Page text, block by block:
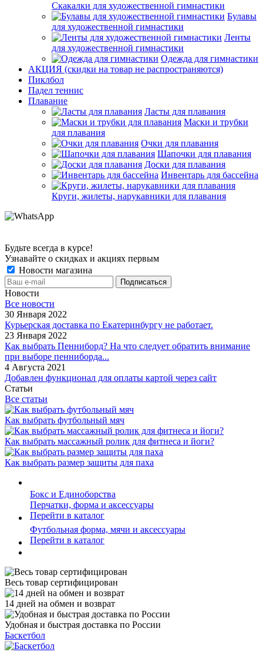
Скакалки для художественной гимнастики
Булавы
для художественной гимнастики
Ленты
для художественной гимнастики
Одежда для гимнастики
АКЦИЯ (скидки на товар не распространяются)
Пиклбол
Падел теннис
Плавание
Ласты для плавания
Маски и трубки
для плавания
Очки для плавания
Шапочки для плавания
Доски для плавания
Инвентарь для бассейна
Круги, жилеты, нарукавники для плавания
Будьте всегда в курсе!
Узнавайте о скидках и акциях первым
Новости магазина
Новости
Все новости
30 Января 2022
Курьерская доставка по Екатеринбургу не работает.
23 Января 2022
Как выбрать Пенниборд? На что следует обратить внимание
при выборе пенниборда...
4 Августа 2021
Добавлен функционал для оплаты картой через сайт
Статьи
Все статьи
Как выбрать футбольный мяч
Как выбрать массажный ролик для фитнеса и йоги?
Как выбрать размер защиты для паха
Бокс и Единоборства
Перчатки, форма и аксессуары
Перейти в каталог
Футбольная форма, мячи и аксессуары
Перейти в каталог
Весь товар сертифицирован
14 дней на обмен и возврат
Удобная и быстрая доставка по России
Баскетбол